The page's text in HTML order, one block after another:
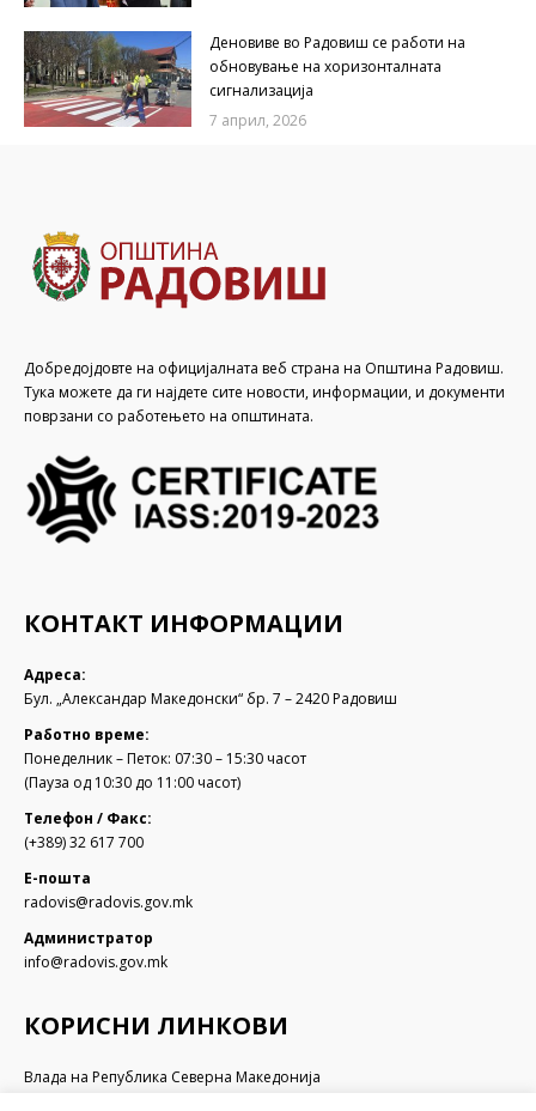
Деновиве во Радовиш се работи на
обновување на хоризонталната
сигнализација
7 април, 2026
Добредојдовте на официјалната веб страна на Општина Радовиш.
Тука можете да ги најдете сите новости, информации, и документи
поврзани со работењето на општината.
КОНТАКТ ИНФОРМАЦИИ
Адреса:
Бул. „Александар Македонски“ бр. 7 – 2420 Радовиш
Работно време:
Понеделник – Петок: 07:30 – 15:30 часот
(Пауза од 10:30 до 11:00 часот)
Телефон / Факс:
(+389) 32 617 700
Е-пошта
radovis@radovis.gov.mk
Администратор
info@radovis.gov.mk
КОРИСНИ ЛИНКОВИ
Влада на Република Северна Македонија